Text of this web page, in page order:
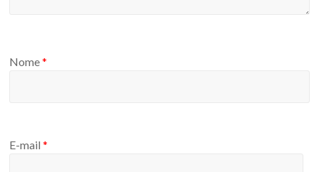
Nome*
E-mail*